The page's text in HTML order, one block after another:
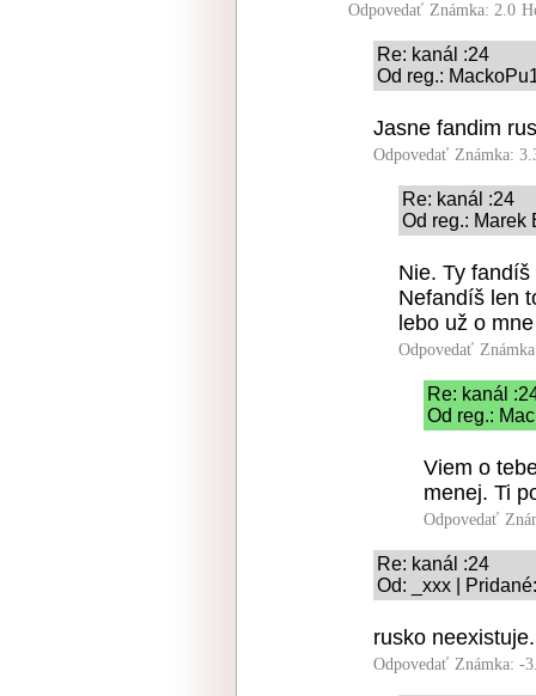
Odpovedať Známka: 2.0
Re: kanál :24
Od reg.:
Jasne fandim
Odpovedať Známka:
Re: kanál :24
Od reg.: Marek
Nie. Ty
Nefandíš len
lebo už o
Odpovedať
Re: kanál
Od reg.:
Viem o
menej. Ti
Odpovedať
Re: kanál :24
Od: _xxx |
rusko
Odpovedať Známka: -